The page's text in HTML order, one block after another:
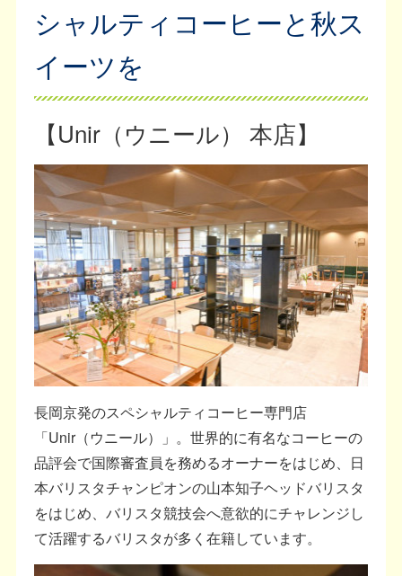
シャルティコーヒーと秋ス
イーツを
【Unir（ウニール） 本店】
長岡京発のスペシャルティコーヒー専門店
「Unir（ウニール）」。世界的に有名なコーヒーの
品評会で国際審査員を務めるオーナーをはじめ、日
本バリスタチャンピオンの山本知子ヘッドバリスタ
をはじめ、バリスタ競技会へ意欲的にチャレンジし
て活躍するバリスタが多く在籍しています。